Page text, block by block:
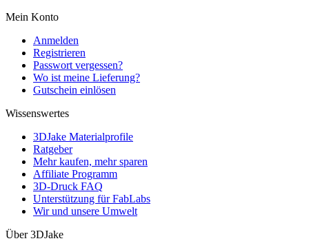
Mein Konto
Anmelden
Registrieren
Passwort vergessen?
Wo ist meine Lieferung?
Gutschein einlösen
Wissenswertes
3DJake Materialprofile
Ratgeber
Mehr kaufen, mehr sparen
Affiliate Programm
3D-Druck FAQ
Unterstützung für FabLabs
Wir und unsere Umwelt
Über 3DJake